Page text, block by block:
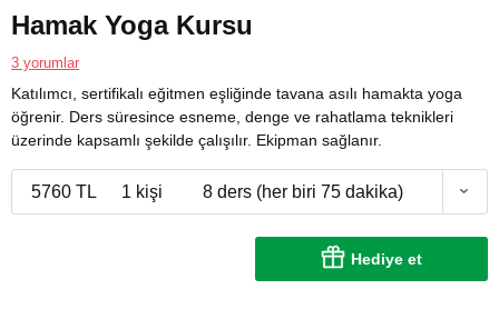
Hamak Yoga Kursu
3 yorumlar
Katılımcı, sertifikalı eğitmen eşliğinde tavana asılı hamakta yoga
öğrenir. Ders süresince esneme, denge ve rahatlama teknikleri
üzerinde kapsamlı şekilde çalışılır. Ekipman sağlanır.
5760 TL 1 kişi 8 ders (her biri 75 dakika)
Hediye et